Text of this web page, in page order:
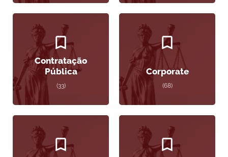
Contratação
Pública
(33)
Corporate
(68)